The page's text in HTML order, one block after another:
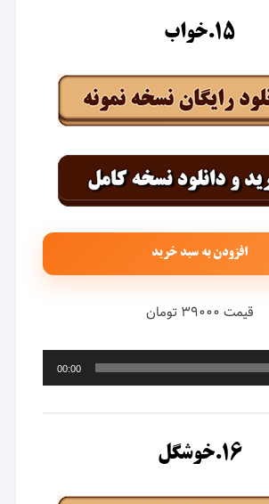
۱۵.خواب
افزودن به سبد خرید
قیمت ۳۹۰۰۰ تومان
00:00
۱۶.خوشگل